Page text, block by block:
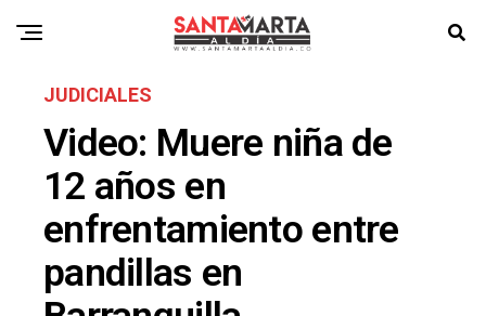
JUDICIALES
Video: Muere niña de
12 años en
enfrentamiento entre
pandillas en